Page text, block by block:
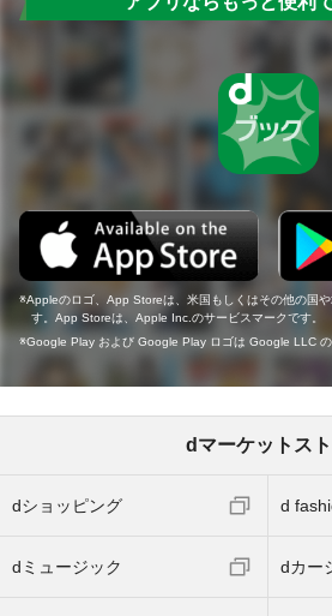
Appleのロゴ、App Storeは、米国もしくはその他の国
す。App Storeは、Apple Inc.のサービスマークです。
Google Play および Google Play ロゴは Google LLC の
dマーケットス
dショッピング d
dミュージック dカー